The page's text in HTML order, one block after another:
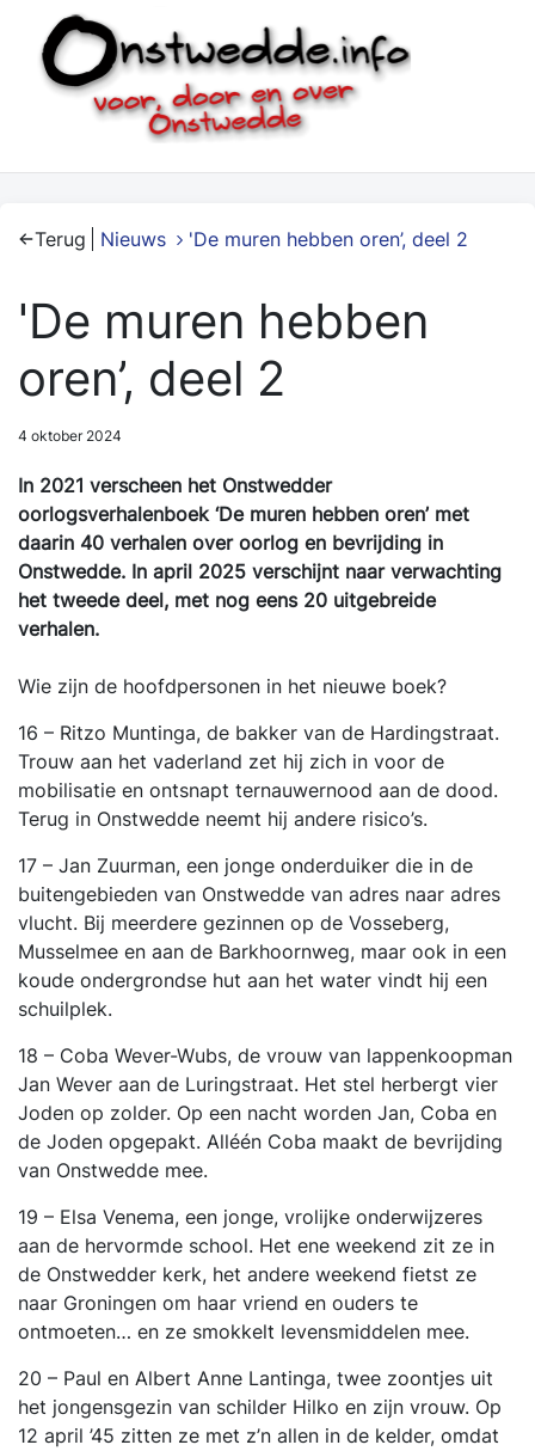
Terug Nieuws 'De muren hebben oren’, deel 2
'De muren hebben
oren’, deel 2
4 oktober 2024
In 2021 verscheen het Onstwedder
oorlogsverhalenboek ‘De muren hebben oren’ met
daarin 40 verhalen over oorlog en bevrijding in
Onstwedde. In april 2025 verschijnt naar verwachting
het tweede deel, met nog eens 20 uitgebreide
verhalen.
Wie zijn de hoofdpersonen in het nieuwe boek?
16 – Ritzo Muntinga, de bakker van de Hardingstraat.
Trouw aan het vaderland zet hij zich in voor de
mobilisatie en ontsnapt ternauwernood aan de dood.
Terug in Onstwedde neemt hij andere risico’s.
17 – Jan Zuurman, een jonge onderduiker die in de
buitengebieden van Onstwedde van adres naar adres
vlucht. Bij meerdere gezinnen op de Vosseberg,
Musselmee en aan de Barkhoornweg, maar ook in een
koude ondergrondse hut aan het water vindt hij een
schuilplek.
18 – Coba Wever-Wubs, de vrouw van lappenkoopman
Jan Wever aan de Luringstraat. Het stel herbergt vier
Joden op zolder. Op een nacht worden Jan, Coba en
de Joden opgepakt. Alléén Coba maakt de bevrijding
van Onstwedde mee.
19 – Elsa Venema, een jonge, vrolijke onderwijzeres
aan de hervormde school. Het ene weekend zit ze in
de Onstwedder kerk, het andere weekend fietst ze
naar Groningen om haar vriend en ouders te
ontmoeten… en ze smokkelt levensmiddelen mee.
20 – Paul en Albert Anne Lantinga, twee zoontjes uit
het jongensgezin van schilder Hilko en zijn vrouw. Op
12 april ’45 zitten ze met z’n allen in de kelder, omdat